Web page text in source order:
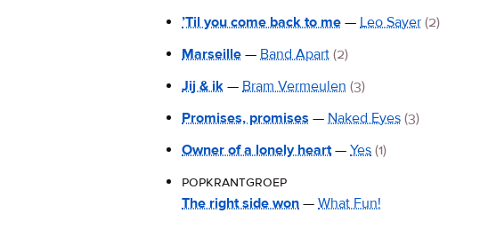
’Til you come back to me — Leo Sayer (2)
Marseille — Band Apart (2)
Jij & ik — Bram Vermeulen (3)
Promises, promises — Naked Eyes (3)
Owner of a lonely heart— Yes (1)
popkrantgroep
The right side won — What Fun!